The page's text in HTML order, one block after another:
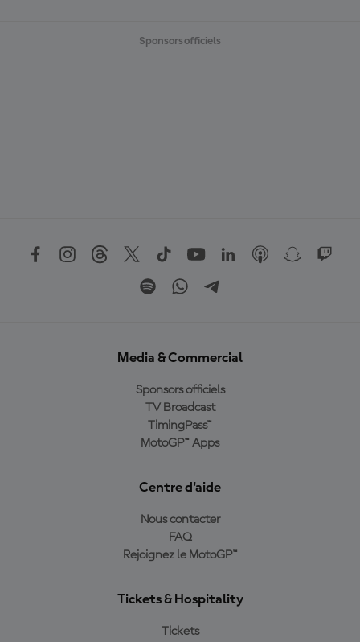
Sponsors officiels
Media & Commercial
Sponsors officiels
TV Broadcast
TimingPass™
MotoGP™ Apps
Centre d'aide
Nous contacter
FAQ
Rejoignez le MotoGP™
Tickets & Hospitality
Tickets